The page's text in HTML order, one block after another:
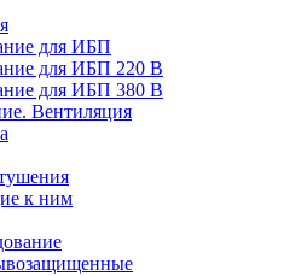
для ИБП
для ИБП 220 В
для ИБП 380 В
Вентиляция
к ним